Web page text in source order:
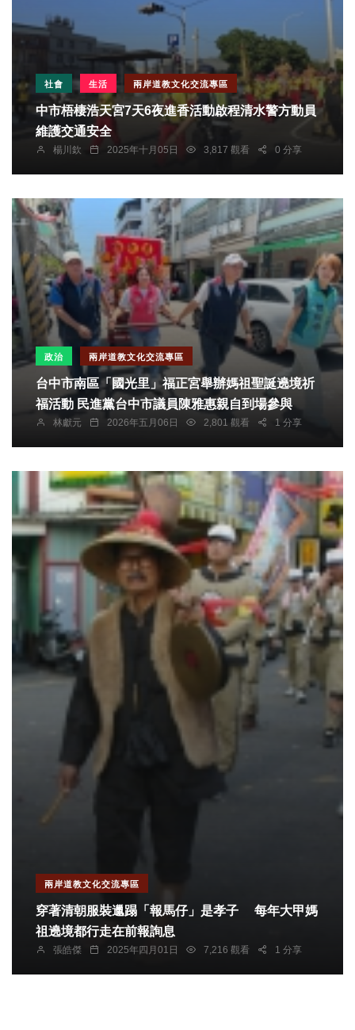
社會 生活 兩岸道教文化交流專區
中市梧棲浩天宮7天6夜進香活動啟程清水警方動員
維護交通安全
楊川欽 2025年十月05日 3,817 觀看 0 分享
政治 兩岸道教文化交流專區
台中市南區「國光里」福正宮舉辦媽祖聖誕遶境祈
福活動 民進黨台中市議員陳雅惠親自到場參與
林獻元 2026年五月06日 2,801 觀看 1 分享
兩岸道教文化交流專區
穿著清朝服裝邋蹋「報馬仔」是孝子 每年大甲媽
祖遶境都行走在前報詢息
張皓傑 2025年四月01日 7,216 觀看 1 分享